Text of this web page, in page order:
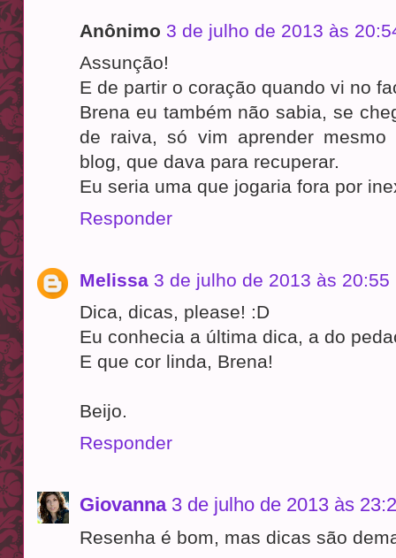
Anônimo 3 de julho de 2013 às
Assunção!
E de partir o coração quando vi no
Brena eu também não sabia, se
de raiva, só vim aprender
blog, que dava para recuperar.
Eu seria uma que jogaria fora por
Responder
Melissa 3 de julho de 2013 às 20:55
Dica, dicas, please! :D
Eu conhecia a última dica, a do
E que cor linda, Brena!
Beijo.
Responder
Giovanna 3 de julho de 2013 às
Resenha é bom, mas dicas são